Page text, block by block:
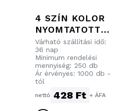
4 SZÍN KOLOR
NYOMTATOTT
RPET CÍMKÉS
KULCSTARTÓ
Várható szállítási idő:
36 nap
Minimum rendelési
mennyiség: 250 db
Ár érvényes: 1000 db -
tól
nettó 428 Ft + ÁFA